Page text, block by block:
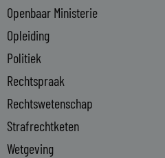
Openbaar Ministerie
Opleiding
Politiek
Rechtspraak
Rechtswetenschap
Strafrechtketen
Wetgeving